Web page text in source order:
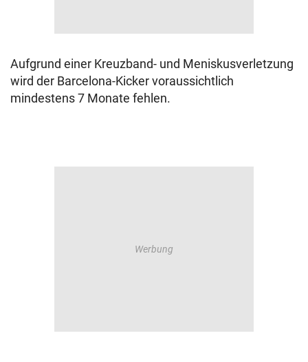
Aufgrund einer Kreuzband- und Meniskusverletzung
wird der Barcelona-Kicker voraussichtlich
mindestens 7 Monate fehlen.